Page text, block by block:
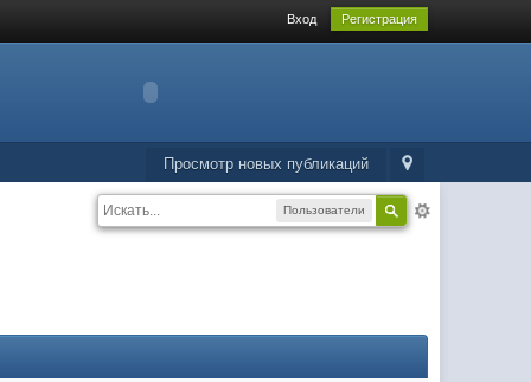
Вход Регистрация
Просмотр новых публикаций
Пользователи